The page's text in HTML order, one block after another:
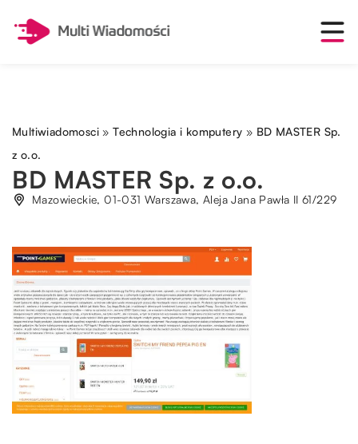
Multiwiadomosci »Technologia i komputery » BD MASTER Sp.
z o.o.
BD MASTER Sp. z o.o.
Mazowieckie, 01-031 Warszawa, Aleja Jana Pawła II 61/229